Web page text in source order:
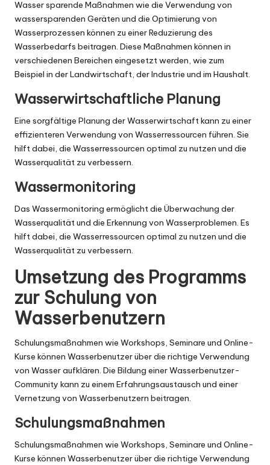
Wasser sparende Maßnahmen wie die Verwendung von
wassersparenden Geräten und die Optimierung von
Wasserprozessen können zu einer Reduzierung des
Wasserbedarfs beitragen. Diese Maßnahmen können in
verschiedenen Bereichen eingesetzt werden, wie zum
Beispiel in der Landwirtschaft, der Industrie und im Haushalt.
Wasserwirtschaftliche Planung
Eine sorgfältige Planung der Wasserwirtschaft kann zu einer
effizienteren Verwendung von Wasserressourcen führen. Sie
hilft dabei, die Wasserressourcen optimal zu nutzen und die
Wasserqualität zu verbessern.
Wassermonitoring
Das Wassermonitoring ermöglicht die Überwachung der
Wasserqualität und die Erkennung von Wasserproblemen. Es
hilft dabei, die Wasserressourcen optimal zu nutzen und die
Wasserqualität zu verbessern.
Umsetzung des Programms
zur Schulung von
Wasserbenutzern
Schulungsmaßnahmen wie Workshops, Seminare und Online-
Kurse können Wasserbenutzer über die richtige Verwendung
von Wasser aufklären. Die Bildung einer Wasserbenutzer-
Community kann zu einem Erfahrungsaustausch und einer
Vernetzung von Wasserbenutzern beitragen.
Schulungsmaßnahmen
Schulungsmaßnahmen wie Workshops, Seminare und Online-
Kurse können Wasserbenutzer über die richtige Verwendung